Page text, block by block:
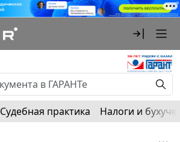
Судебная практика Налоги и